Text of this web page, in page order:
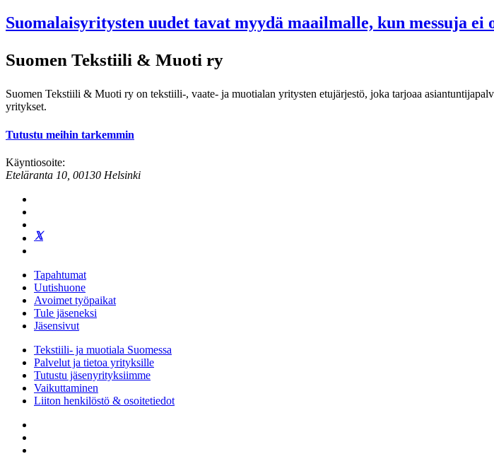
Suomalaisyritysten uudet tavat myydä maailmalle, kun messuja ei
Suomen Tekstiili & Muoti ry
Suomen Tekstiili & Muoti ry on tekstiili-, vaate- ja muotialan yritysten etujärjestö, joka tarjoaa
yritykset.
Tutustu meihin tarkemmin
Käyntiosoite:
Eteläranta 10, 00130 Helsinki
Tapahtumat
Uutishuone
Avoimet työpaikat
Tule jäseneksi
Jäsensivut
Tekstiili- ja muotiala Suomessa
Palvelut ja tietoa yrityksille
Tutustu jäsenyrityksiimme
Vaikuttaminen
Liiton henkilöstö & osoitetiedot